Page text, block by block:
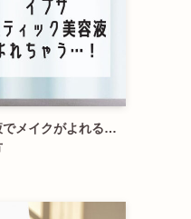
でメイクがよれる…